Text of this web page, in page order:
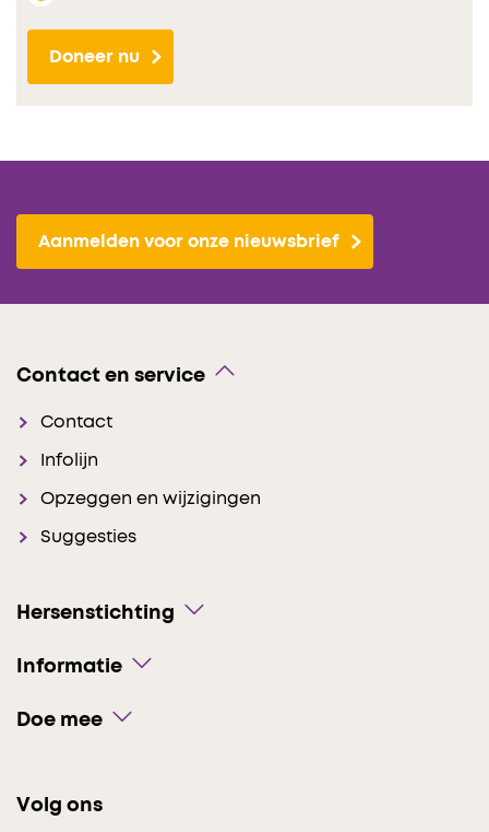
Doneer nu
Aanmelden voor onze nieuwsbrief
Contact en service
Contact
Infolijn
Opzeggen en wijzigingen
Suggesties
Hersenstichting
Informatie
Doe mee
Volg ons